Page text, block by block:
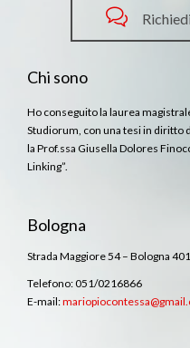

Chi sono
Ho conseguito la laurea
Studiorum, con una tesi in diritto
la Prof.ssa Giusella Dolores
Linking”.
Bologna
Strada Maggiore 54 – Bologna
Telefono: 051/0216866
E-mail: